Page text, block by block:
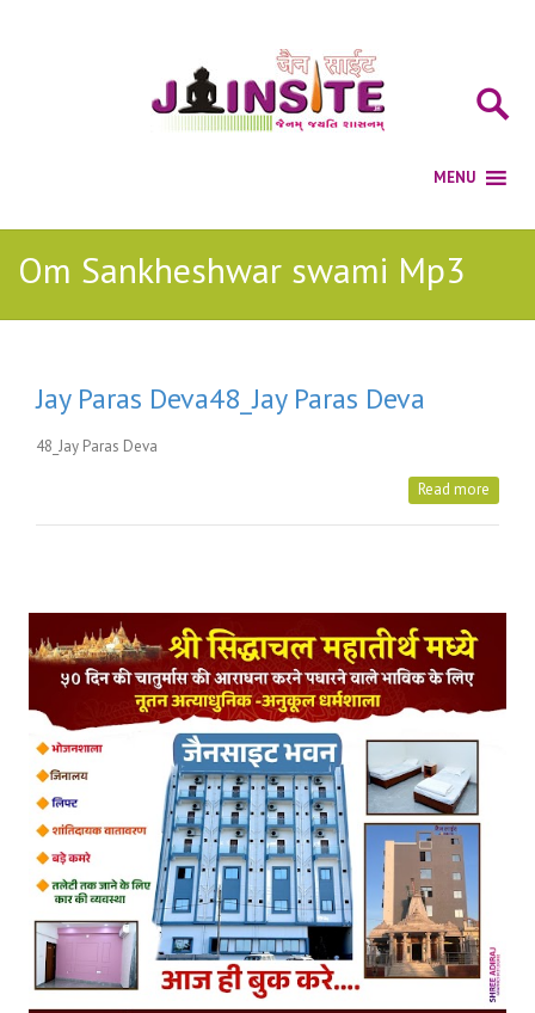
Om Sankheshwar swami Mp3
Jay Paras Deva48_Jay Paras Deva
48_Jay Paras Deva
Read more